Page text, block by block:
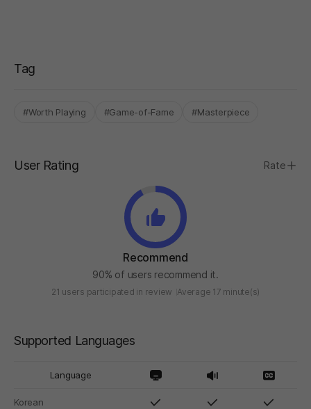
Tag
#Worth Playing #Game-of-Fame #Masterpiece
User Rating Rate
Recommend
90% of users recommend it.
21 users participated in review Average 17 minute(s)
Supported Languages
Language
Korean